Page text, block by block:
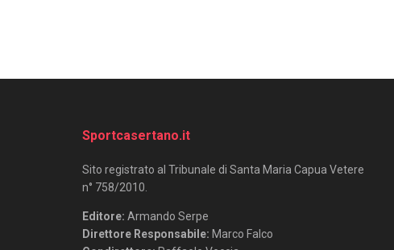
Sportcasertano.it
Sito registrato al Tribunale di Santa Maria Capua Vetere
n° 758/2010.
Editore: Armando Serpe
Direttore Responsabile: Marco Falco